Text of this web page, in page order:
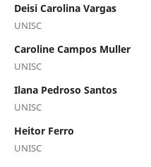
Deisi Carolina Vargas
UNISC
Caroline Campos Muller
UNISC
Ilana Pedroso Santos
UNISC
Heitor Ferro
UNISC